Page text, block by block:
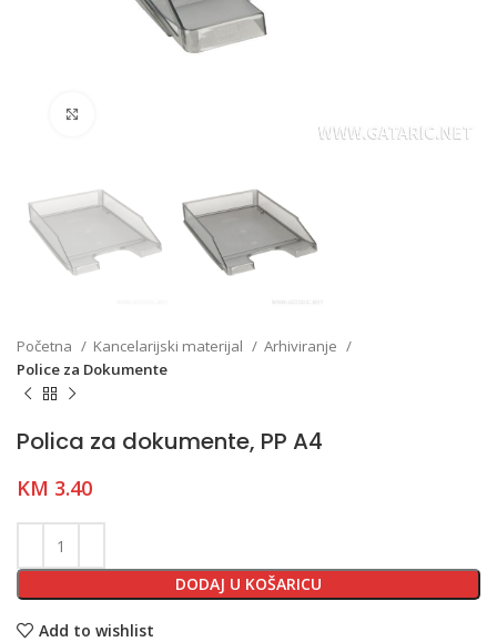
Početna Kancelarijski materijal
Arhiviranje
Police za Dokumente
Polica za dokumente, PP A4
KM 3.40
DODAJ U KOŠARICU
Add to wishlist